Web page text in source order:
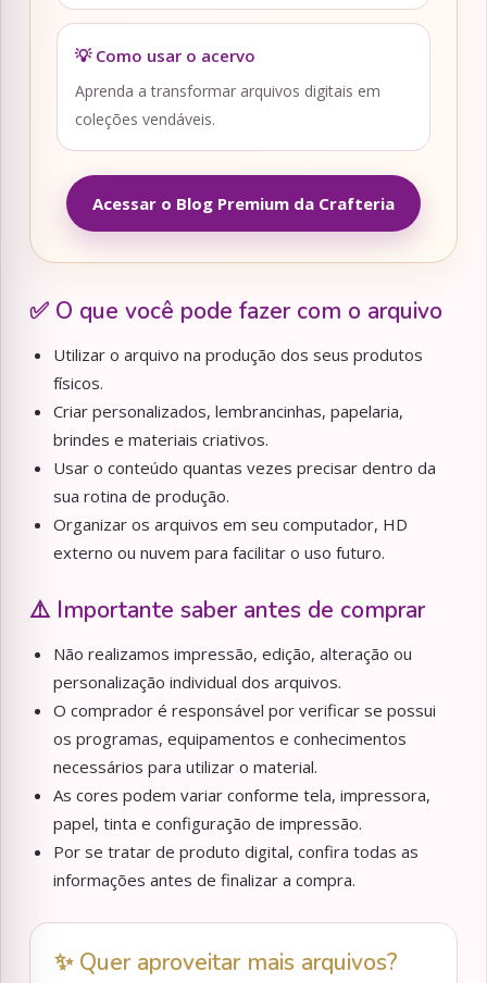
💡 Como usar o acervo
Aprenda a transformar arquivos digitais em
coleções vendáveis.
Acessar o Blog Premium da Crafteria
✅ O que você pode fazer com o arquivo
Utilizar o arquivo na produção dos seus produtos
físicos.
Criar personalizados, lembrancinhas, papelaria,
brindes e materiais criativos.
Usar o conteúdo quantas vezes precisar dentro da
sua rotina de produção.
Organizar os arquivos em seu computador, HD
externo ou nuvem para facilitar o uso futuro.
⚠️ Importante saber antes de comprar
Não realizamos impressão, edição, alteração ou
personalização individual dos arquivos.
O comprador é responsável por verificar se possui
os programas, equipamentos e conhecimentos
necessários para utilizar o material.
As cores podem variar conforme tela, impressora,
papel, tinta e configuração de impressão.
Por se tratar de produto digital, confira todas as
informações antes de finalizar a compra.
✨ Quer aproveitar mais arquivos?